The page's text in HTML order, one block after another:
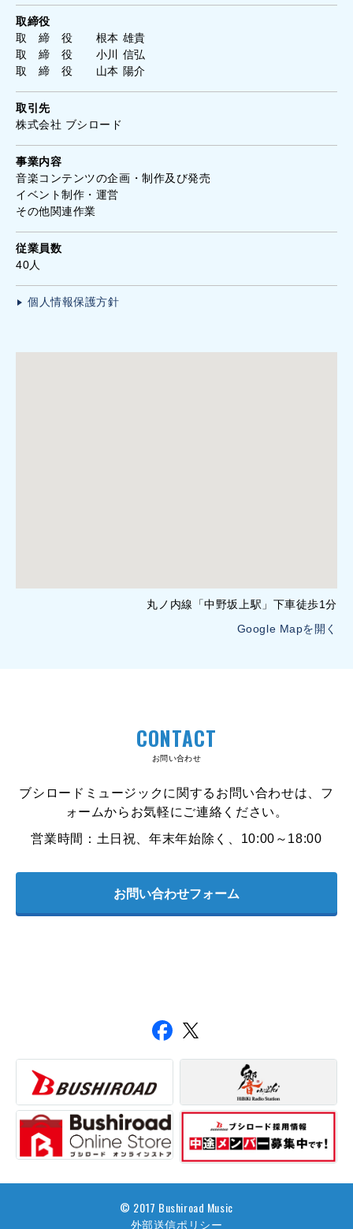
取締役
取 締 役 根本 雄貴
取 締 役 小川 信弘
取 締 役 山本 陽介
取引先
株式会社 ブシロード
事業内容
音楽コンテンツの企画・制作及び発売
イベント制作・運営
その他関連作業
従業員数
40人
個人情報保護方針
丸ノ内線「中野坂上駅」下車徒歩1分
Google Mapを開く
CONTACT
お問い合わせ
ブシロードミュージックに関するお問い合わせは、フ
ォームからお気軽にご連絡ください。
営業時間：土日祝、年末年始除く、10:00～18:00
お問い合わせフォーム
© 2017 Bushiroad Music
外部送信ポリシー